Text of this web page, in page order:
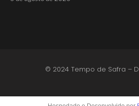
© 2024 Tempo de Safra –